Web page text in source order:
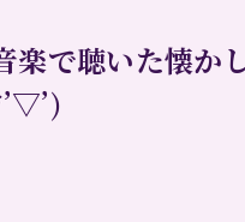
楽で聴いた懐か